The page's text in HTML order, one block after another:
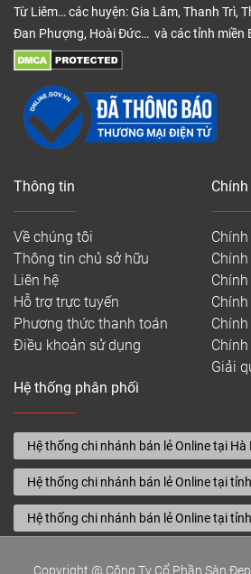
Từ Liêm… các huyện: Gia Lâm, Thanh Trì,
Đan Phượng, Hoài Đức… và các tỉnh miền
Thông tin
Về chúng tôi
Thông tin chủ sở hữu
Liên hệ
Hỗ trợ trực tuyến
Phương thức thanh toán
Điều khoản sử dụng
Giải
Hệ thống phân phối
Hệ thống chi nhánh bán lẻ Online tại Hà
Hệ thống chi nhánh bán lẻ Online tại
Hệ thống chi nhánh bán lẻ Online tại
Copyright @ Công Ty Cổ Phần Sàn